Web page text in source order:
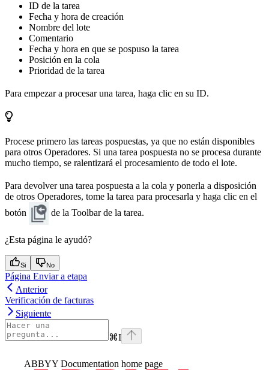
ID de la tarea
Fecha y hora de creación
Nombre del lote
Comentario
Fecha y hora en que se pospuso la tarea
Posición en la cola
Prioridad de la tarea
Para empezar a procesar una tarea, haga clic en su ID.
Procese primero las tareas pospuestas, ya que no están disponibles
para otros Operadores. Si una tarea pospuesta no se procesa durante
mucho tiempo, se ralentizará el procesamiento de todo el lote.
Para devolver una tarea pospuesta a la cola y ponerla a disposición
de otros Operadores, tome la tarea para procesarla y haga clic en el
botón
de la Toolbar de la tarea.
¿Esta página le ayudó?
Si No
Página Enviar a etapa
Anterior
Verificación de facturas
Siguiente
⌘I
ABBYY Documentation home page